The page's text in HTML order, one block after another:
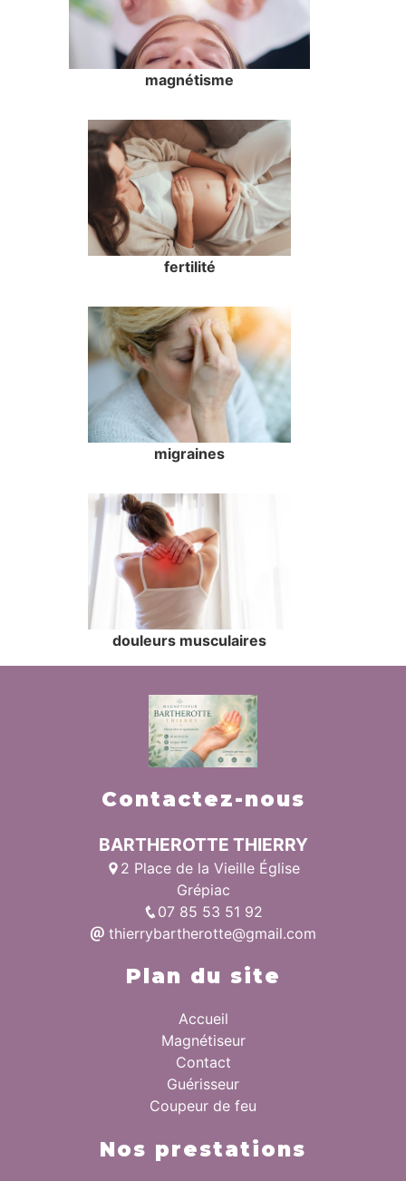
magnétisme
fertilité
migraines
douleurs musculaires
Contactez-nous
BARTHEROTTE THIERRY
2 Place de la Vieille Église
Grépiac
07 85 53 51 92
thierrybartherotte@gmail.com
Plan du site
Accueil
Magnétiseur
Contact
Guérisseur
Coupeur de feu
Nos prestations